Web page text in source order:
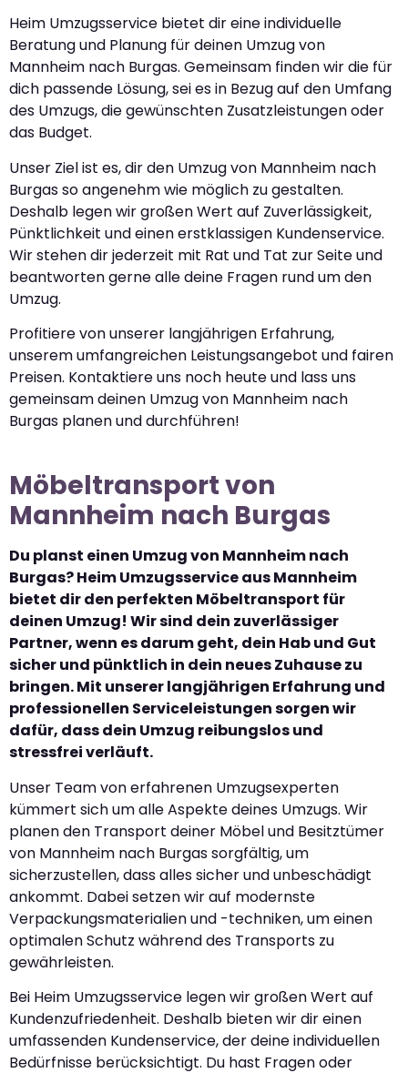
Heim Umzugsservice bietet dir eine individuelle
Beratung und Planung für deinen Umzug von
Mannheim nach Burgas. Gemeinsam finden wir die für
dich passende Lösung, sei es in Bezug auf den Umfang
des Umzugs, die gewünschten Zusatzleistungen oder
das Budget.
Unser Ziel ist es, dir den Umzug von Mannheim nach
Burgas so angenehm wie möglich zu gestalten.
Deshalb legen wir großen Wert auf Zuverlässigkeit,
Pünktlichkeit und einen erstklassigen Kundenservice.
Wir stehen dir jederzeit mit Rat und Tat zur Seite und
beantworten gerne alle deine Fragen rund um den
Umzug.
Profitiere von unserer langjährigen Erfahrung,
unserem umfangreichen Leistungsangebot und fairen
Preisen. Kontaktiere uns noch heute und lass uns
gemeinsam deinen Umzug von Mannheim nach
Burgas planen und durchführen!
Möbeltransport von
Mannheim nach Burgas
Du planst einen Umzug von Mannheim nach
Burgas? Heim Umzugsservice aus Mannheim
bietet dir den perfekten Möbeltransport für
deinen Umzug! Wir sind dein zuverlässiger
Partner, wenn es darum geht, dein Hab und Gut
sicher und pünktlich in dein neues Zuhause zu
bringen. Mit unserer langjährigen Erfahrung und
professionellen Serviceleistungen sorgen wir
dafür, dass dein Umzug reibungslos und
stressfrei verläuft.
Unser Team von erfahrenen Umzugsexperten
kümmert sich um alle Aspekte deines Umzugs. Wir
planen den Transport deiner Möbel und Besitztümer
von Mannheim nach Burgas sorgfältig, um
sicherzustellen, dass alles sicher und unbeschädigt
ankommt. Dabei setzen wir auf modernste
Verpackungsmaterialien und -techniken, um einen
optimalen Schutz während des Transports zu
gewährleisten.
Bei Heim Umzugsservice legen wir großen Wert auf
Kundenzufriedenheit. Deshalb bieten wir dir einen
umfassenden Kundenservice, der deine individuellen
Bedürfnisse berücksichtigt. Du hast Fragen oder